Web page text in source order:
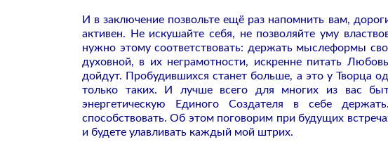
И в заключение позвольте ещё раз напомнить вам,
активен. Не искушайте себя, не позволяйте уму
нужно этому соответствовать: держать мыслеформы
духовной, в их неграмотности, искренне питать
дойдут. Пробудившихся станет больше, а это у Творца
только таких. И лучше всего для многих из вас
энергетическую Единого Создателя в себе
способствовать. Об этом поговорим при будущих
и будете улавливать каждый мой штрих.